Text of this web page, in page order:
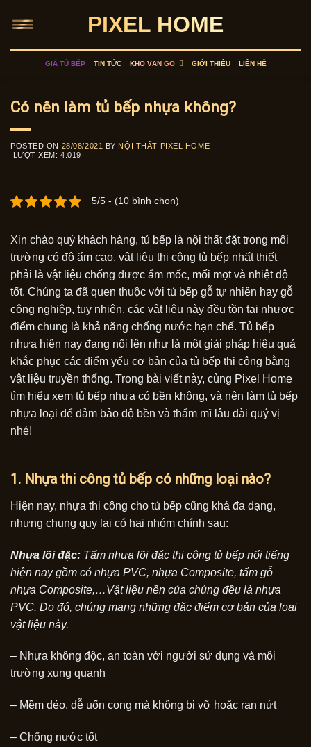
PIXEL HOME
GIÁ TỦ BẾP TIN TỨC KHO VÂN GỖ GIỚI THIỆU LIÊN HỆ
Có nên làm tủ bếp nhựa không?
POSTED ON 28/08/2021 BY NỘI THẤT PIXEL HOME
LƯỢT XEM: 4.019
5/5 - (10 bình chọn)
Xin chào quý khách hàng, tủ bếp là nội thất đặt trong môi
trường có độ ẩm cao, vật liệu thi công tủ bếp nhất thiết
phải là vật liệu chống được ẩm mốc, mối mọt và nhiệt độ
tốt. Chúng ta đã quen thuộc với tủ bếp gỗ tự nhiên hay gỗ
công nghiệp, tuy nhiên, các vật liệu này đều tồn tại nhược
điểm chung là khả năng chống nước hạn chế. Tủ bếp
nhựa hiện nay đang nổi lên như là một giải pháp hiệu quả
khắc phục các điểm yếu cơ bản của tủ bếp thi công bằng
vật liệu truyền thống. Trong bài viết này, cùng Pixel Home
tìm hiểu xem tủ bếp nhựa có bền không, và nên làm tủ bếp
nhựa loại để đảm bảo độ bền và thẩm mĩ lâu dài quý vị
nhé!
1. Nhựa thi công tủ bếp có những loại nào?
Hiện nay, nhựa thi công cho tủ bếp cũng khá đa dạng,
nhưng chung quy lại có hai nhóm chính sau:
Nhựa lõi đặc: Tấm nhựa lõi đặc thi công tủ bếp nổi tiếng
hiện nay gồm có nhựa PVC, nhựa Composite, tấm gỗ
nhựa Composite,…Vật liệu nền của chúng đều là nhựa
PVC. Do đó, chúng mang những đặc điểm cơ bản của loại
vật liệu này.
– Nhựa không độc, an toàn với người sử dụng và môi
trường xung quanh
– Mềm dẻo, dễ uốn cong mà không bị vỡ hoặc rạn nứt
– Chống nước tốt